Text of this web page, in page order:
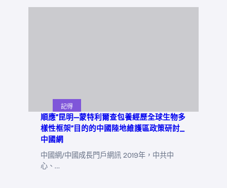
記得
順應“昆明—蒙特利爾查包養經歷全球生物多
樣性框架”目的的中國陸地維護區政策研討_
中國網
中國網/中國成長門戶網訊 2019年，中共中
心、…